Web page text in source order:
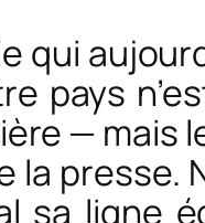
qui
pays
—
presse.
ligne